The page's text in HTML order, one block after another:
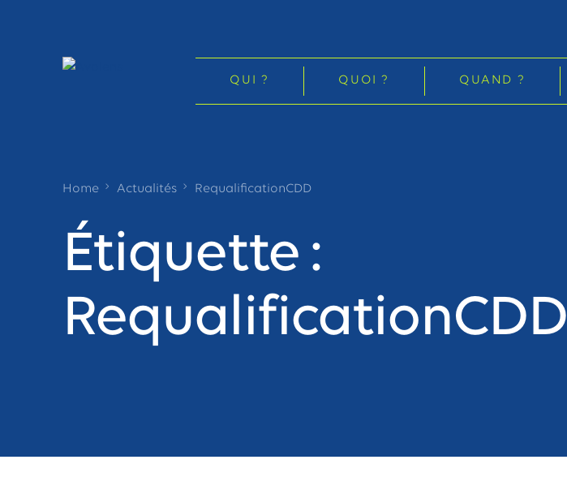
QUI ? QUOI ? QUAND ?
Home Actualités RequalificationCDD
Étiquette :
RequalificationCDD